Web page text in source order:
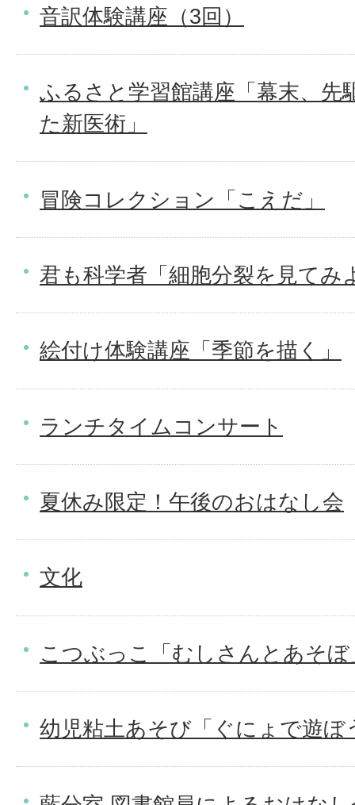
音訳体験講座（3回）
ふるさと学習館講座「幕末、先
た新医術」
冒険コレクション「こえだ」
君も科学者「細胞分裂を見てみ
絵付け体験講座「季節を描く」
ランチタイムコンサート
夏休み限定！午後のおはなし会
文化
こつぶっこ「むしさんとあそぼ
幼児粘土あそび「ぐにょで遊ぼ